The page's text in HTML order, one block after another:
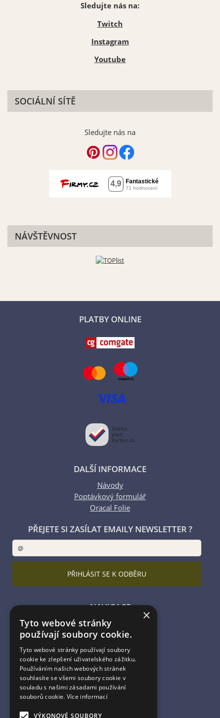
Sledujte nás na:
Twitch
Instagram
Youtube
SOCIÁLNÍ SÍTĚ
Sledujte nás na
NÁVŠTĚVNOST
PLATBY ONLINE
DALŠÍ INFORMACE
Návody
Poptávkový formulář
Oracal Folie
PŘEJETE SI ZASÍLAT EMAILY NEWSLETTER ?
NAVIGACE
Úvodní strana
Katalog zboží
Nákupní košík
Obchodní podmínky
Kontaktní informace
Odstoupení od smlouvy
ESHOP PROVOZUJE
×
Tyto webové stránky
používají soubory cookie.
Tyto webové stránky používají soubory
cookie ke zlepšení uživatelského zážitku.
Používáním našich webových stránek
souhlasíte se všemi soubory cookie v
souladu s našimi zásadami používání
souborů cookie. Více informací
VÝKONOVÉ SOUBORY